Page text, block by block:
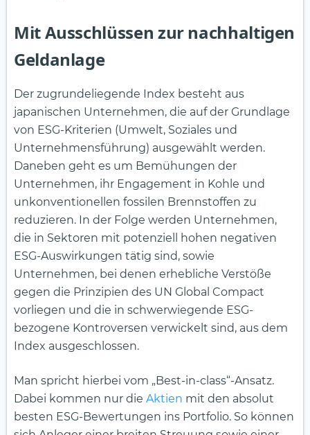
Mit Ausschlüssen zur nachhaltigen
Geldanlage
Der zugrundeliegende Index besteht aus
japanischen Unternehmen, die auf der Grundlage
von ESG-Kriterien (Umwelt, Soziales und
Unternehmensführung) ausgewählt werden.
Daneben geht es um Bemühungen der
Unternehmen, ihr Engagement in Kohle und
unkonventionellen fossilen Brennstoffen zu
reduzieren. In der Folge werden Unternehmen,
die in Sektoren mit potenziell hohen negativen
ESG-Auswirkungen tätig sind, sowie
Unternehmen, bei denen erhebliche Verstöße
gegen die Prinzipien des UN Global Compact
vorliegen und die in schwerwiegende ESG-
bezogene Kontroversen verwickelt sind, aus dem
Index ausgeschlossen.
Man spricht hierbei vom „Best-in-class“-Ansatz.
Dabei kommen nur die Aktien mit den absolut
besten ESG-Bewertungen ins Portfolio. So können